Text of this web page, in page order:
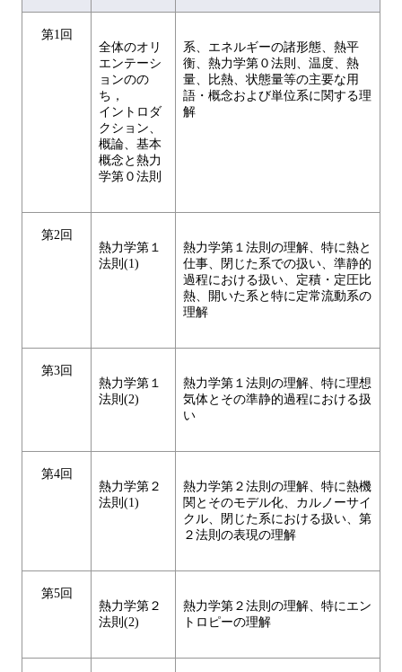
第1回
全体のオリ
エンテーシ
ョンのの
ち，
イントロダ
クション、
概論、基本
概念と熱力
学第０法則
系、エネルギーの諸形態、熱平
衡、熱力学第０法則、温度、熱
量、比熱、状態量等の主要な用
語・概念および単位系に関する理
解
第2回
熱力学第１
法則(1)
熱力学第１法則の理解、特に熱と
仕事、閉じた系での扱い、準静的
過程における扱い、定積・定圧比
熱、開いた系と特に定常流動系の
理解
第3回
熱力学第１
法則(2)
熱力学第１法則の理解、特に理想
気体とその準静的過程における扱
い
第4回
熱力学第２
法則(1)
熱力学第２法則の理解、特に熱機
関とそのモデル化、カルノーサイ
クル、閉じた系における扱い、第
２法則の表現の理解
第5回
熱力学第２
法則(2)
熱力学第２法則の理解、特にエン
トロピーの理解